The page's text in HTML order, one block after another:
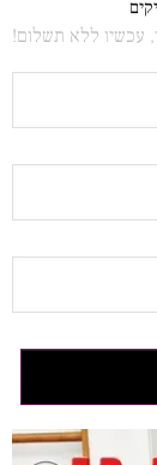
עכשיו ללא תשלום!